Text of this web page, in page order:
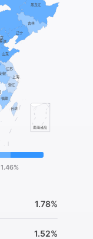
1.46%
1.78%
1.52%